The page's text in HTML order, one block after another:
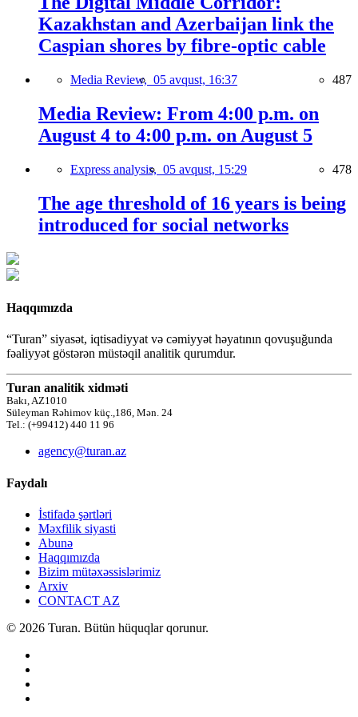
Kazakhstan and Azerbaijan link the
Caspian shores by fibre-optic cable
Media Review, 05 avqust, 16:37 487
Media Review: From 4:00 p.m. on
August 4 to 4:00 p.m. on August 5
Express analysis, 05 avqust, 15:29 478
The age threshold of 16 years is being
introduced for social networks
Haqqımızda
“Turan” siyasət, iqtisadiyyat və cəmiyyət həyatının qovuşuğunda
fəaliyyət göstərən müstəqil analitik qurumdur.
Turan analitik xidməti
Bakı, AZ1010
Süleyman Rəhimov küç.,186, Mən. 24
Tel.: (+99412) 440 11 96
agency@turan.az
Faydalı
İstifadə şərtləri
Məxfilik siyasti
Abunə
Haqqımızda
Bizim mütəxəssislərimiz
Arxiv
CONTACT AZ
© 2026 Turan. Bütün hüquqlar qorunur.